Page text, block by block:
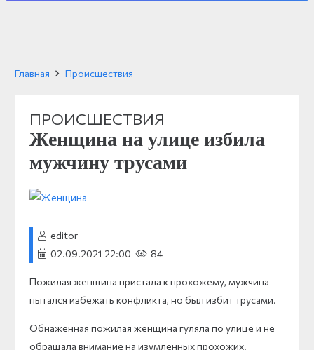
Главная Происшествия
ПРОИСШЕСТВИЯ
Женщина на улице избила
мужчину трусами
editor
02.09.2021 22:00
84
Пожилая женщина пристала к прохожему, мужчина
пытался избежать конфликта, но был избит трусами.
Обнаженная пожилая женщина гуляла по улице и не
обращала внимание на изумленных прохожих.